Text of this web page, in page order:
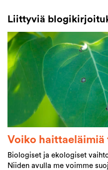
Liittyviä
Voiko
Biologiset ja ekologiset
Niiden avulla me voimme